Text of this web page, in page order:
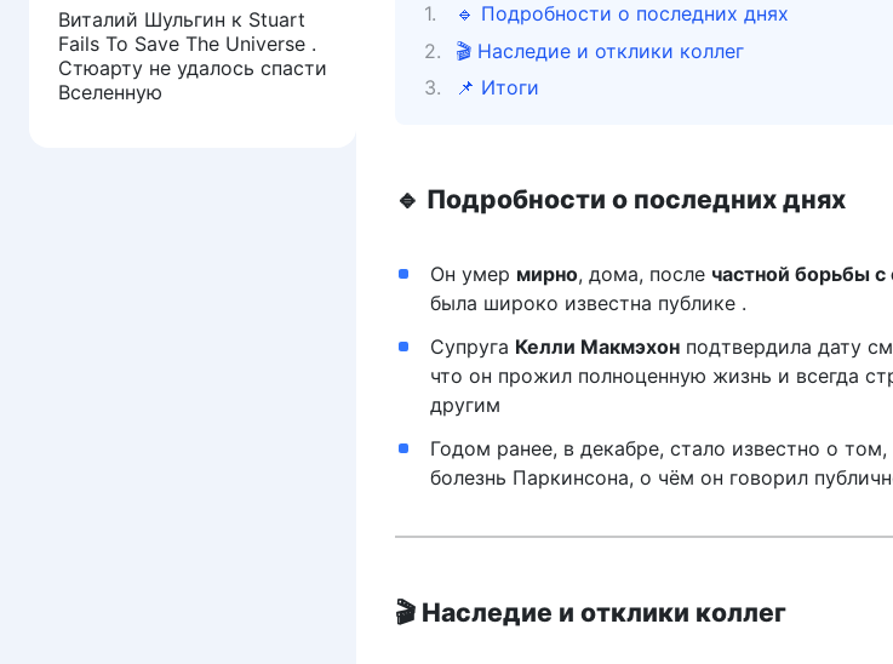
🔹 Подробности о последних днях
🎬 Наследие и отклики коллег
📌 Итоги
🔹 Подробности о последних днях
Он умер мирно, дома, после частной борьбы с
была широко известна публике .
Супруга Келли Макмэхонподтвердила дату
что он прожил полноценную жизнь и всегда
другим
Годом ранее, в декабре, стало известно о
болезнь Паркинсона, о чём он говорил
🎬 Наследие и отклики коллег
Виталий Шульгин к Stuart
Fails To Save The Universe .
Стюарту не удалось спасти
Вселенную